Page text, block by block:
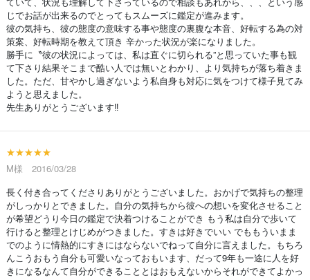
じでお話が出来るのでとってもスムーズに鑑定が進みます。
彼の気持ち、彼の態度の意味する事や態度の裏腹な本音、好転する為の対
策案、好転時期を教えて頂き 辛かった状況が楽になりました。
勝手に〝彼の状況によっては、私は直ぐに切られる”と思っていた事も観
て下さり結果そこまで酷い人では無いとわかり、より気持ちが落ち着きま
した。ただ、甘やかし過ぎないよう私自身も対応に気をつけて様子見てみ
ようと思えました。
先生ありがとうございます‼
★★★★★
M様 2016/03/28
長く付き合ってくださりありがとうございました。おかげで気持ちの整理
がしっかりとできました。自分の気持ちから彼への想いを変化させること
が希望どうり今日の鑑定で決着つけることができ もう私は自分で歩いて
行けると整理とけじめがつきました。すきは好きでいい でももういまま
でのように情熱的にすきにはならないでねって自分に言えました。もちろ
んこうおもう自分も可愛いなっておもいます、だって9年も一途に人を好
きになるなんて自分ができることとはおもえないからそれができてよかっ